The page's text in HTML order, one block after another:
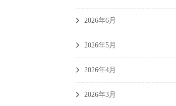
2026年6月
2026年5月
2026年4月
2026年3月